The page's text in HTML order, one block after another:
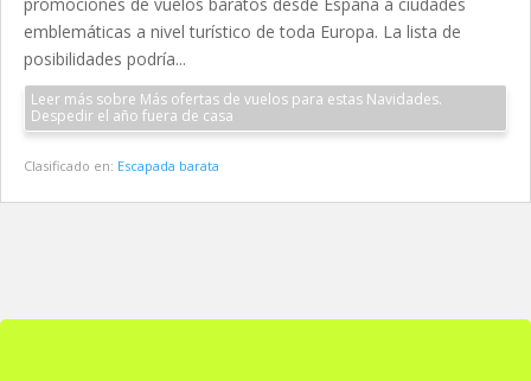
emblemáticas a nivel turístico de toda Europa. La lista de
posibilidades podría...
Leer más sobre Más ofertas de vuelos para estas Navidades.
Despedir el año fuera de casa
Clasificado en: Escapada barata